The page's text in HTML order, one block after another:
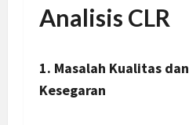
Analisis CLR
1. Masalah Kualitas dan
Kesegaran